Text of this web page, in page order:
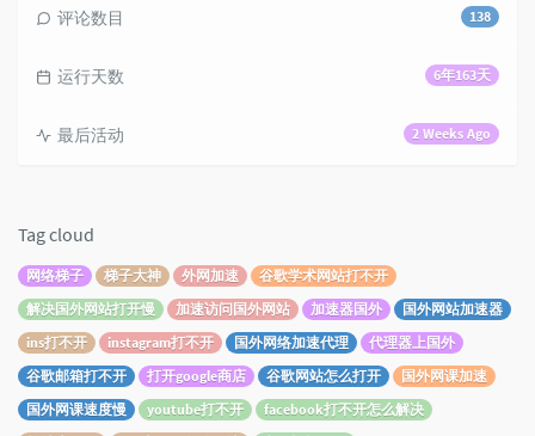
138
评论数目
6年163天
运行天数
2 Weeks Ago
最后活动
Tag cloud
网络梯子 梯子大神 外网加速
谷歌学术网站打不开
解决国外网站打开慢
加速访问国外网站 加速器国外
国外网站加速器
ins打不开
instagram打不开 国外网络加速代理
代理器上国外
谷歌邮箱打不开
打开google商店 谷歌网站怎么打开
国外网课加速
国外网课速度慢
youtube打不开
facebook打不开怎么解决